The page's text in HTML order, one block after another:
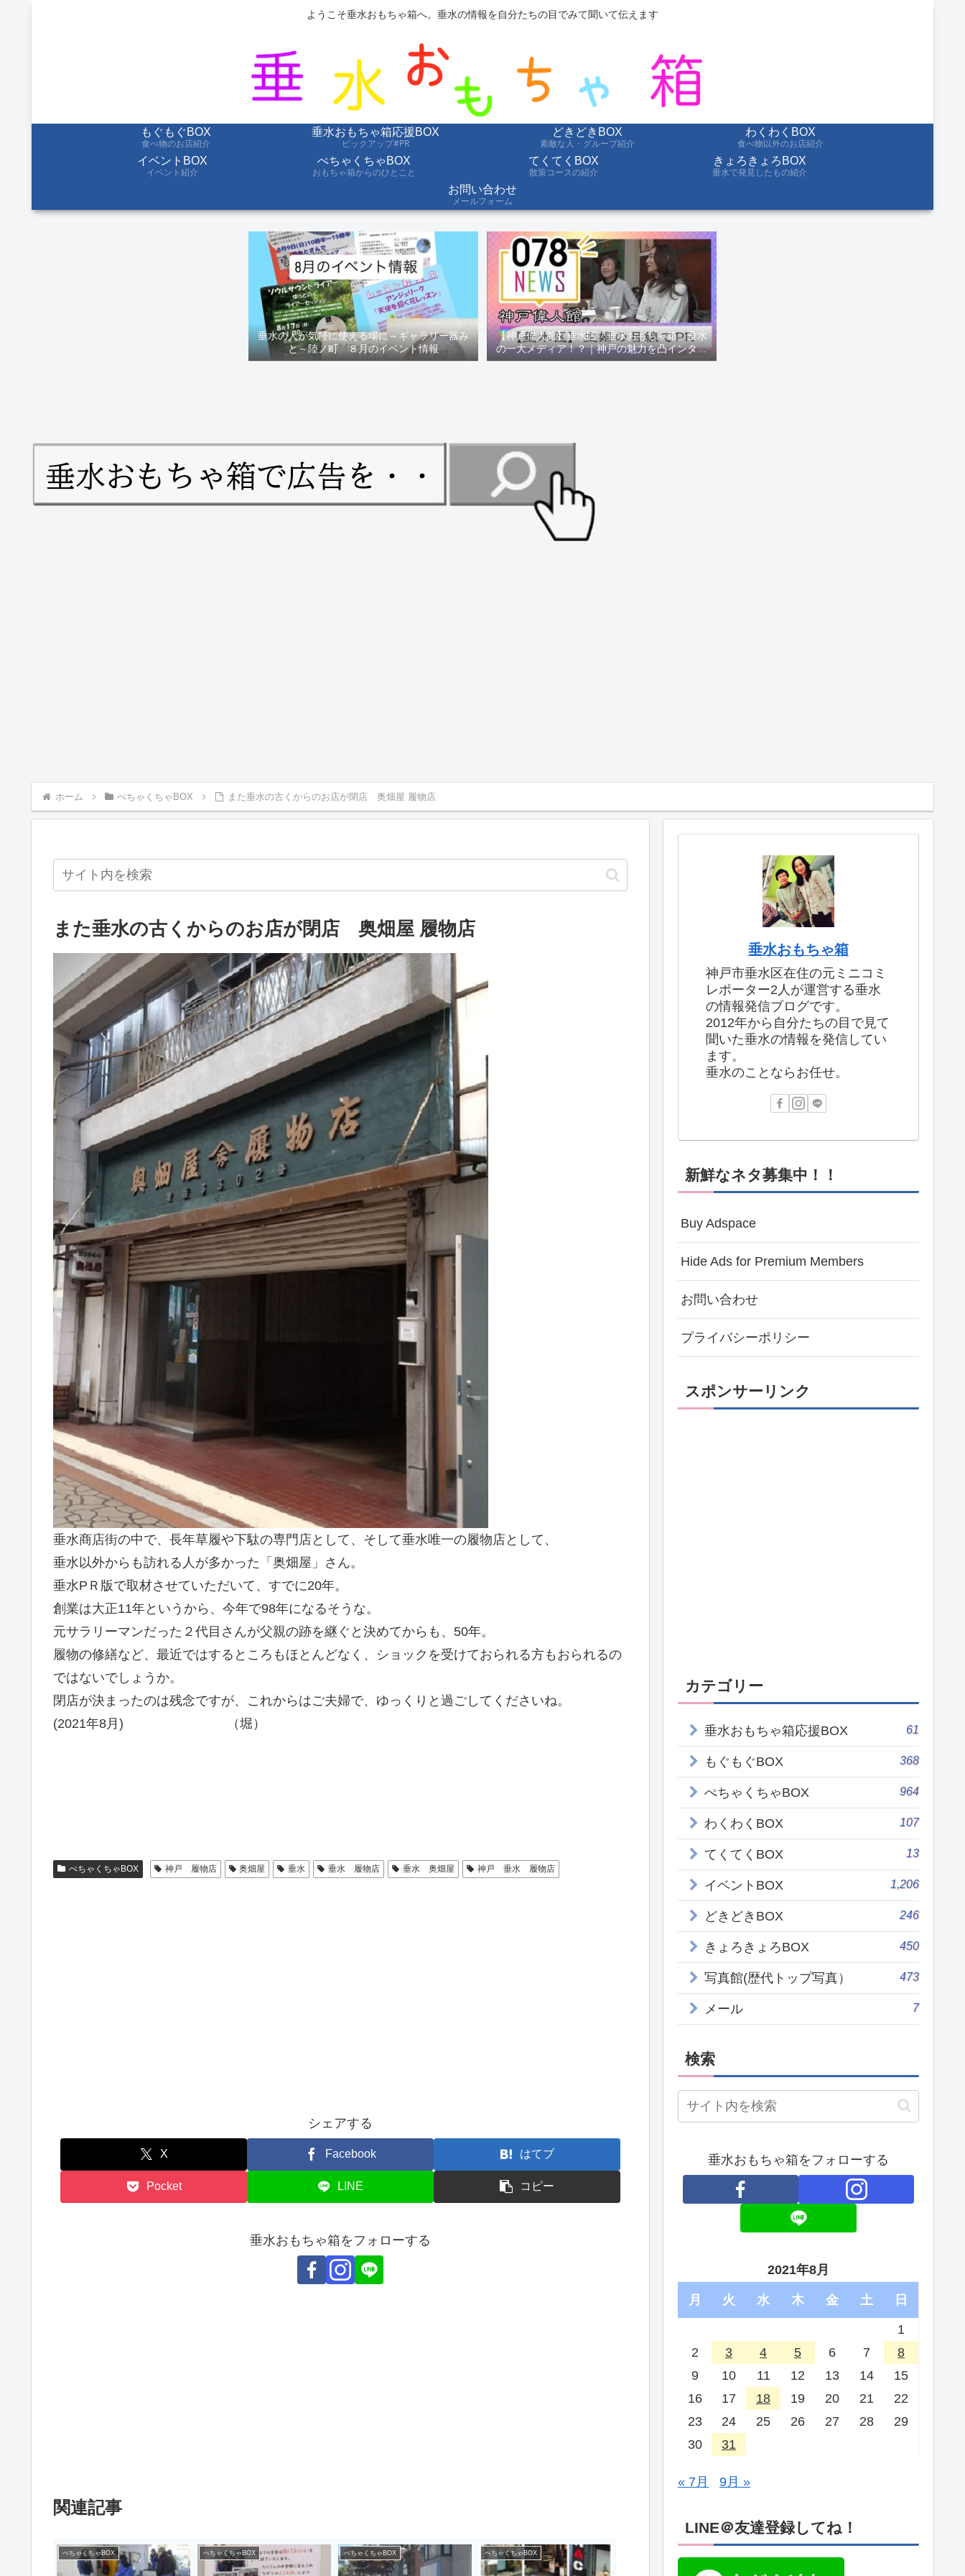
ようこそ垂水おもちゃ箱へ。垂水の情報を自分たちの目でみて聞いて伝えます
もぐもぐBOX
食べ物のお店紹介
垂水おもちゃ箱応援BOX
ピックアップ#PR
どきどきBOX
素敵な人・グループ紹介
わくわくBOX
食べ物以外のお店紹介
イベントBOX
イベント紹介
ぺちゃくちゃBOX
おもちゃ箱からのひとこと
てくてくBOX
散策コースの紹介
きょろきょろBOX
垂水で発見したもの紹介
お問い合わせ
メールフォーム
垂水の人が気軽に使える場に～ギャラリー器み
と～陸ノ町 ８月のイベント情報
【神戸偉人館】垂水区「垂水おもちゃ箱」垂水
の一大メディア！？｜神戸の魅力を凸インタビ
ュー！！【078NEWS( 078ニュース)】
ホーム ぺちゃくちゃBOX また垂水の古くからのお店が閉店 奥畑屋 履物店
また垂水の古くからのお店が閉店 奥畑屋 履物店
垂水商店街の中で、長年草履や下駄の専門店として、そして垂水唯一の履物店として、
垂水以外からも訪れる人が多かった「奥畑屋」さん。
垂水PＲ版で取材させていただいて、すでに20年。
創業は大正11年というから、今年で98年になるそうな。
元サラリーマンだった２代目さんが父親の跡を継ぐと決めてからも、50年。
履物の修繕など、最近ではするところもほとんどなく、ショックを受けておられる方もおられるの
ではないでしょうか。
閉店が決まったのは残念ですが、これからはご夫婦で、ゆっくりと過ごしてくださいね。
(2021年8月) （堀）
ぺちゃくちゃBOX 神戸 履物店 奥畑屋 垂水 垂水 履物店 垂水 奥畑屋 神戸 垂水 履物店
シェアする
X Facebook はてブ
Pocket LINE コピー
垂水おもちゃ箱をフォローする
関連記事
ぺちゃくちゃBOX ぺちゃくちゃBOX ぺちゃくちゃBOX ぺちゃくちゃBOX
垂水おもちゃ箱
神戸市垂水区在住の元ミニコミ
レポーター2人が運営する垂水
の情報発信ブログです。
2012年から自分たちの目で見て
聞いた垂水の情報を発信してい
ます。
垂水のことならお任せ。
新鮮なネタ募集中！！
Buy Adspace
Hide Ads for Premium Members
お問い合わせ
プライバシーポリシー
スポンサーリンク
カテゴリー
垂水おもちゃ箱応援BOX 61
もぐもぐBOX 368
ぺちゃくちゃBOX 964
わくわくBOX 107
てくてくBOX 13
イベントBOX 1,206
どきどきBOX 246
きょろきょろBOX 450
写真館(歴代トップ写真） 473
メール 7
検索
垂水おもちゃ箱をフォローする
2021年8月
月 火 水 木 金 土 日
1
2
3 4 5 6 7
8
9
10 11 12 13 14
15
16
17 18 19 20 21
22
23
24 25 26 27 28
29
30
31
« 7月 9月 »
LINE＠友達登録してね！